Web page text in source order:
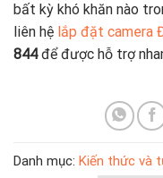
bất kỳ khó khăn nào
liên hệ lắp đặt camera
844để được hỗ trợ
Danh mục: Kiến thức và